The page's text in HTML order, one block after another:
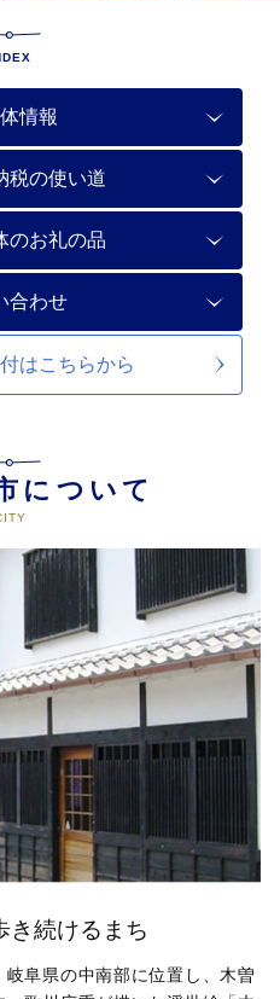
情報
税の使い道
のお礼の品
合わせ
はこちらから
について
き続けるまち
阜県の中南部に位置し、木曽